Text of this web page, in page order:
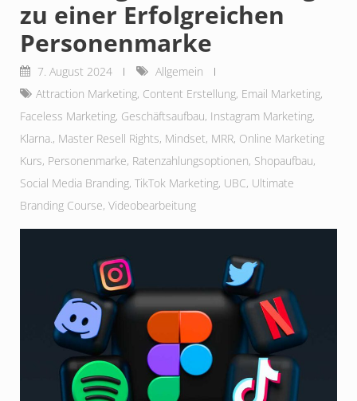
zu einer Erfolgreichen
Personenmarke
7. August 2024
Allgemein
Attraction Marketing, Content Erstellung, Email Marketing,
Faceless Marketing, Geschäftsaufbau, Instagram Marketing,
Klarna. , Master Resell Rights, Mindset, MRR, Online Marketing
Kurs, Personenmarke, Ratenzahlungsoptionen, Shopaufbau,
Social Media Branding, TikTok Marketing, UBC, Ultimate
Branding Course, Videobearbeitung